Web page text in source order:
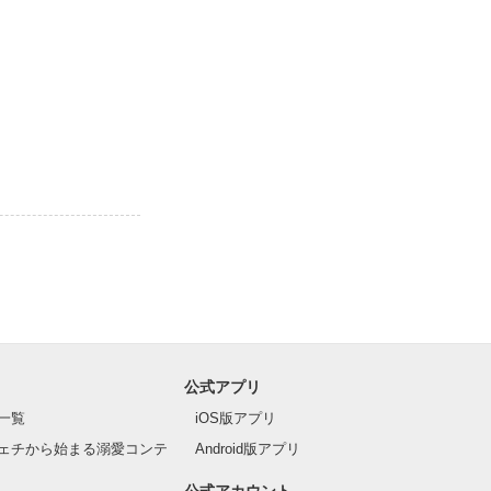
覧
チから始まる溺愛コンテ
公式アプリ
iOS版アプリ
Android版アプリ